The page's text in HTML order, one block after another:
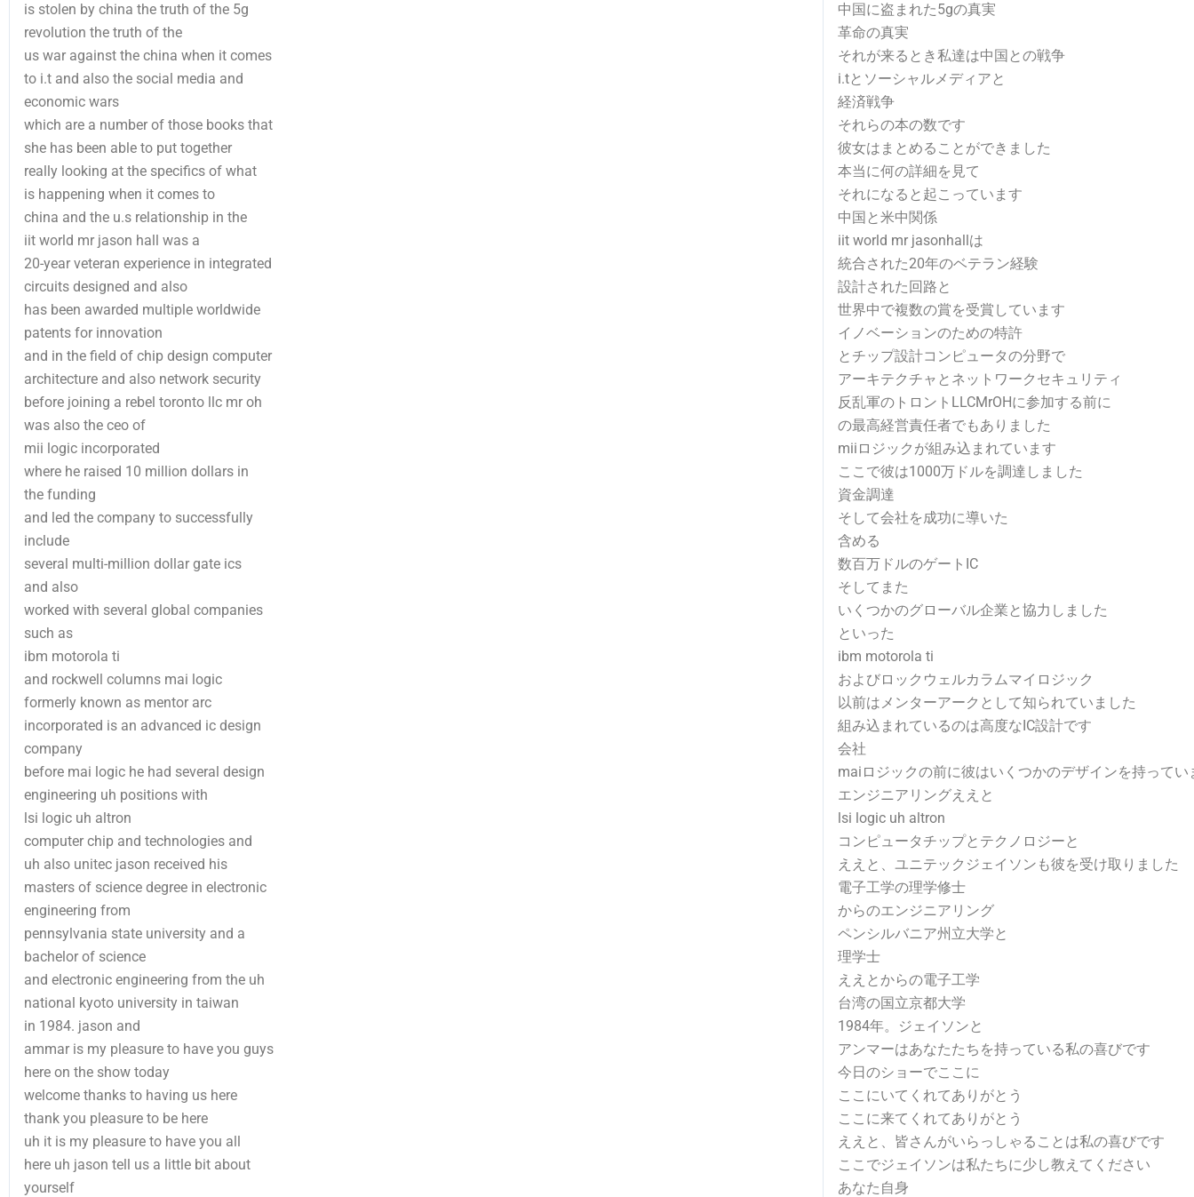
is stolen by china the truth of the 5g
revolution the truth of the
us war against the china when it comes
to i.t and also the social media and
economic wars
which are a number of those books that
she has been able to put together
really looking at the specifics of what
is happening when it comes to
china and the u.s relationship in the
iit world mr jason hall was a
20-year veteran experience in integrated
circuits designed and also
has been awarded multiple worldwide
patents for innovation
and in the field of chip design computer
architecture and also network security
before joining a rebel toronto llc mr oh
was also the ceo of
mii logic incorporated
where he raised 10 million dollars in
the funding
and led the company to successfully
include
several multi-million dollar gate ics
and also
worked with several global companies
such as
ibm motorola ti
and rockwell columns mai logic
formerly known as mentor arc
incorporated is an advanced ic design
company
before mai logic he had several design
engineering uh positions with
lsi logic uh altron
computer chip and technologies and
uh also unitec jason received his
masters of science degree in electronic
engineering from
pennsylvania state university and a
bachelor of science
and electronic engineering from the uh
national kyoto university in taiwan
in 1984. jason and
ammar is my pleasure to have you guys
here on the show today
welcome thanks to having us here
thank you pleasure to be here
uh it is my pleasure to have you all
here uh jason tell us a little bit about
yourself
中国に盗まれた5gの真実
革命の真実
それが来るとき私達は中国との戦争
i.tとソーシャルメディアと
経済戦争
それらの本の数です
彼女はまとめることができました
本当に何の詳細を見て
それになると起こっています
中国と米中関係
iit world mr jasonhallは
統合された20年のベテラン経験
設計された回路と
世界中で複数の賞を受賞しています
イノベーションのための特許
とチップ設計コンピュータの分野で
アーキテクチャとネットワークセキュリティ
反乱軍のトロントLLCMrOHに参加する前に
の最高経営責任者でもありました
miiロジックが組み込まれています
ここで彼は1000万ドルを調達しました
資金調達
そして会社を成功に導いた
含める
数百万ドルのゲートIC
そしてまた
いくつかのグローバル企業と協力しました
といった
ibm motorola ti
およびロックウェルカラムマイロジック
以前はメンターアークとして知られていました
組み込まれているのは高度なIC設計です
会社
maiロジックの前に彼はいくつかのデザインを持ってい
エンジニアリングええと
lsi logic uh altron
コンピュータチップとテクノロジーと
ええと、ユニテックジェイソンも彼を受け取りました
電子工学の理学修士
からのエンジニアリング
ペンシルバニア州立大学と
理学士
ええとからの電子工学
台湾の国立京都大学
1984年。ジェイソンと
アンマーはあなたたちを持っている私の喜びです
今日のショーでここに
ここにいてくれてありがとう
ここに来てくれてありがとう
ええと、皆さんがいらっしゃることは私の喜びです
ここでジェイソンは私たちに少し教えてください
あなた自身